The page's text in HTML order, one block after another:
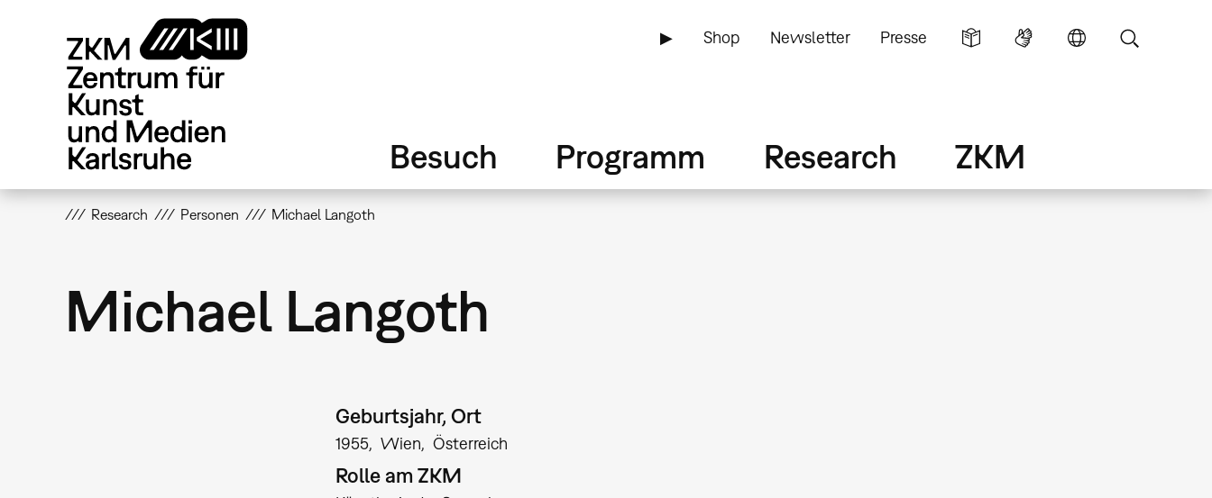
▶ Shop Newsletter Presse
Besuch Programm Research ZKM
Research Personen Michael Langoth
Michael Langoth
Geburtsjahr, Ort
1955 Wien Österreich
Rolle am ZKM